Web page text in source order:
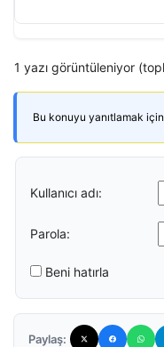
1 yazı görüntüleniyor
Bu konuyu yanıtlamak için
Kullanıcı adı:
Parola:
Beni hatırla
Paylaş: